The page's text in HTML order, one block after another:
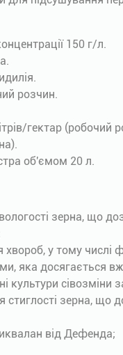
150 г/л.
розчин.
гектар (робочий
об'ємом 20 л.
зерна, що
у тому числі
яка досягається
культури
стиглості зерна, що
від Дефенда;